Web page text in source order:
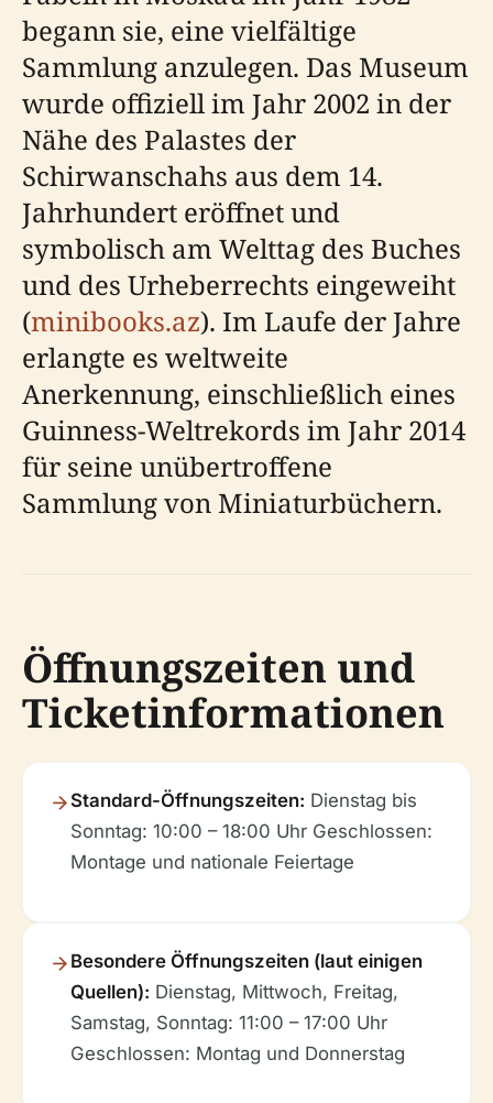
begann sie, eine vielfältige
Sammlung anzulegen. Das Museum
wurde offiziell im Jahr 2002 in der
Nähe des Palastes der
Schirwanschahs aus dem 14.
Jahrhundert eröffnet und
symbolisch am Welttag des Buches
und des Urheberrechts eingeweiht
(minibooks.az). Im Laufe der Jahre
erlangte es weltweite
Anerkennung, einschließlich eines
Guinness-Weltrekords im Jahr 2014
für seine unübertroffene
Sammlung von Miniaturbüchern.
Öffnungszeiten und
Ticketinformationen
Standard-Öffnungszeiten: Dienstag bis
Sonntag: 10:00 – 18:00 Uhr Geschlossen:
Montage und nationale Feiertage
Besondere Öffnungszeiten (laut einigen
Quellen): Dienstag, Mittwoch, Freitag,
Samstag, Sonntag: 11:00 – 17:00 Uhr
Geschlossen: Montag und Donnerstag